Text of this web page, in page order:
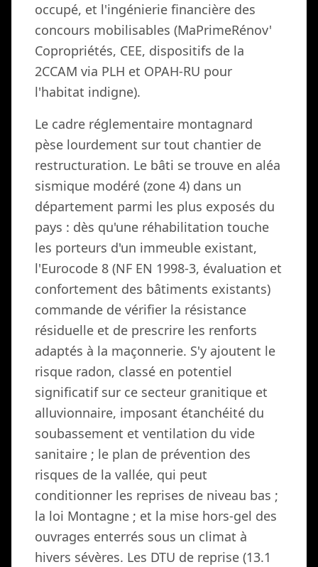
occupé, et l'ingénierie financière des
concours mobilisables (MaPrimeRénov'
Copropriétés, CEE, dispositifs de la
2CCAM via PLH et OPAH-RU pour
l'habitat indigne).
Le cadre réglementaire montagnard
pèse lourdement sur tout chantier de
restructuration. Le bâti se trouve en aléa
sismique modéré (zone 4) dans un
département parmi les plus exposés du
pays : dès qu'une réhabilitation touche
les porteurs d'un immeuble existant,
l'Eurocode 8 (NF EN 1998-3, évaluation et
confortement des bâtiments existants)
commande de vérifier la résistance
résiduelle et de prescrire les renforts
adaptés à la maçonnerie. S'y ajoutent le
risque radon, classé en potentiel
significatif sur ce secteur granitique et
alluvionnaire, imposant étanchéité du
soubassement et ventilation du vide
sanitaire ; le plan de prévention des
risques de la vallée, qui peut
conditionner les reprises de niveau bas ;
la loi Montagne ; et la mise hors-gel des
ouvrages enterrés sous un climat à
hivers sévères. Les DTU de reprise (13.1